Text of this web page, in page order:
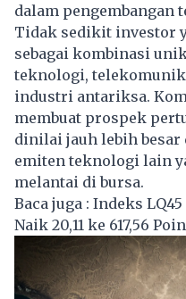
dalam pengembangan
Tidak sedikit investor
sebagai kombinasi
teknologi,
industri antariksa.
membuat prospek
dinilai jauh lebih
emiten teknologi lain
melantai di bursa.
Baca juga : Indeks
Naik 20,11 ke 617,56 Poin